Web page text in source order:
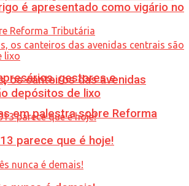
gestores e
em palestra sobre Reforma
é apresentado como vigário no
os canteiros das avenidas
depósitos de lixo
parece que é hoje!